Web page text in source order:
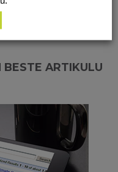
BATZUK
ARTIKULU